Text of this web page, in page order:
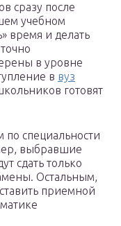
сразу после
учебном
время и делать
в уровне
в вуз
готовят
специальности
выбравшие
сдать только
Остальным,
приемной